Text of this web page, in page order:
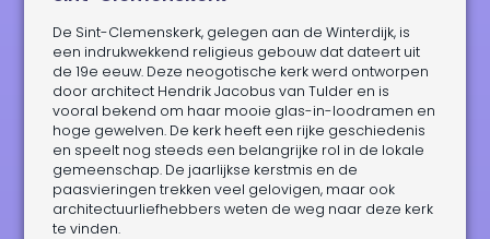
De Sint-Clemenskerk, gelegen aan de Winterdijk, is
een indrukwekkend religieus gebouw dat dateert uit
de 19e eeuw. Deze neogotische kerk werd ontworpen
door architect Hendrik Jacobus van Tulder en is
vooral bekend om haar mooie glas-in-loodramen en
hoge gewelven. De kerk heeft een rijke geschiedenis
en speelt nog steeds een belangrijke rol in de lokale
gemeenschap. De jaarlijkse kerstmis en de
paasvieringen trekken veel gelovigen, maar ook
architectuurliefhebbers weten de weg naar deze kerk
te vinden.